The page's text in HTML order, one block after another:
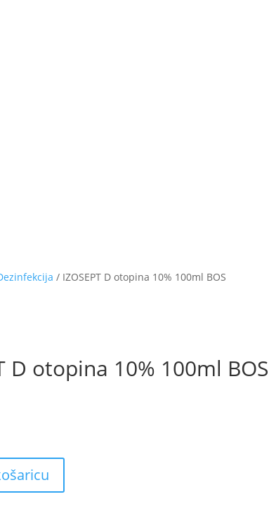
/ IZOSEPT D otopina 10% 100ml BOS
D otopina 10% 100ml BOS